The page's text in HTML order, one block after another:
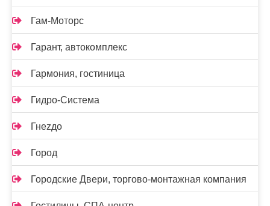
Гам-Моторс
Гарант, автокомплекс
Гармония, гостиница
Гидро-Система
Гнеzдо
Город
Городские Двери, торгово-монтажная компания